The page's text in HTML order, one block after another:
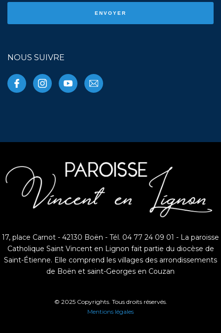
NOUS SUIVRE
17, place Carnot - 42130 Boën - Tél. 04 77 24 09 01 - La paroisse
Catholique Saint Vincent en Lignon fait partie du diocèse de
Saint-Étienne. Elle comprend les villages des arrondissements
de Boën et saint-Georges en Couzan
© 2025 Copyrights. Tous droits réservés.
Mentions légales